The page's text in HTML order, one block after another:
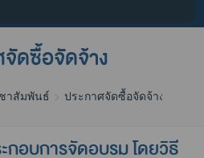
ดซื้อจัดจ้าง
าสัมพันธ์ ประกาศจัดซื้อจัดจ้าง
กอบการจัดอบรม โดยวิธี